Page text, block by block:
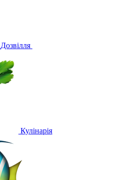
Дозвілля
Кулінарія